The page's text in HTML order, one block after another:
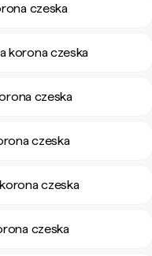
czeska
korona czeska
czeska
czeska
czeska
czeska